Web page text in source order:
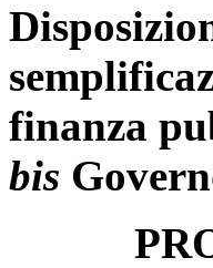
finanza
bis